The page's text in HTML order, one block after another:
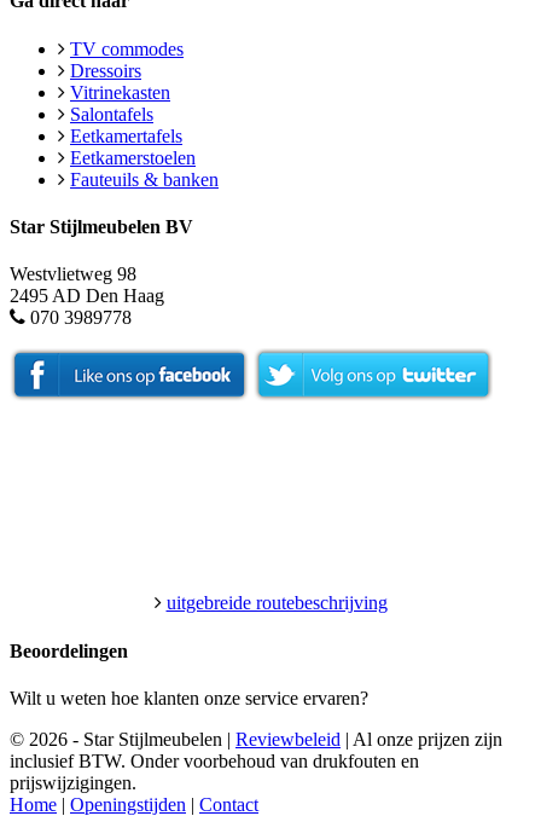
TV commodes
Dressoirs
Vitrinekasten
Salontafels
Eetkamertafels
Eetkamerstoelen
Fauteuils & banken
Star Stijlmeubelen BV
Westvlietweg 98
2495 AD Den Haag
070 3989778
uitgebreide routebeschrijving
Beoordelingen
Wilt u weten hoe klanten onze service ervaren?
© 2026 - Star Stijlmeubelen | Reviewbeleid | Al onze prijzen zijn
inclusief BTW. Onder voorbehoud van drukfouten en
prijswijzigingen.
Home | Openingstijden | Contact